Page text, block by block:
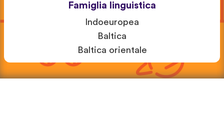
Famiglia linguistica
Indoeuropea
Baltica
Baltica orientale